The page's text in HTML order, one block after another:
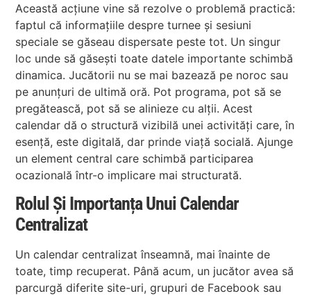
Această acțiune vine să rezolve o problemă practică:
faptul că informațiile despre turnee și sesiuni
speciale se găseau dispersate peste tot. Un singur
loc unde să găsești toate datele importante schimbă
dinamica. Jucătorii nu se mai bazează pe noroc sau
pe anunțuri de ultimă oră. Pot programa, pot să se
pregătească, pot să se alinieze cu alții. Acest
calendar dă o structură vizibilă unei activități care, în
esență, este digitală, dar prinde viață socială. Ajunge
un element central care schimbă participarea
ocazională într-o implicare mai structurată.
Rolul Și Importanța Unui Calendar
Centralizat
Un calendar centralizat înseamnă, mai înainte de
toate, timp recuperat. Până acum, un jucător avea să
parcurgă diferite site-uri, grupuri de Facebook sau